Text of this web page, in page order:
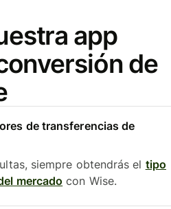
app
de
de transferencias de
siempre obtendrás el tipo
mercado con Wise.